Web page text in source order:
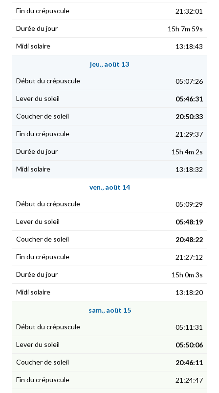
21:32:01
15h 7m 59s
13:18:43
jeu., août 13
05:07:26
05:46:31
20:50:33
21:29:37
15h 4m 2s
13:18:32
ven., août 14
05:09:29
05:48:19
20:48:22
21:27:12
15h 0m 3s
13:18:20
sam., août 15
05:11:31
05:50:06
20:46:11
21:24:47